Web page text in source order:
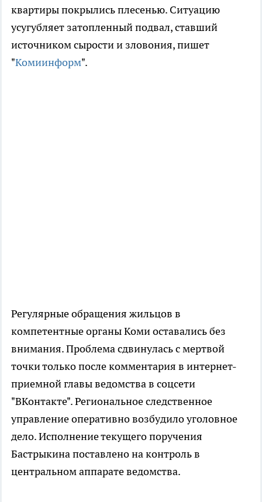
квартиры покрылись плесенью. Ситуацию
усугубляет затопленный подвал, ставший
источником сырости и зловония, пишет
"Комиинформ".
Регулярные обращения жильцов в
компетентные органы Коми оставались без
внимания. Проблема сдвинулась с мертвой
точки только после комментария в интернет-
приемной главы ведомства в соцсети
"ВКонтакте". Региональное следственное
управление оперативно возбудило уголовное
дело. Исполнение текущего поручения
Бастрыкина поставлено на контроль в
центральном аппарате ведомства.